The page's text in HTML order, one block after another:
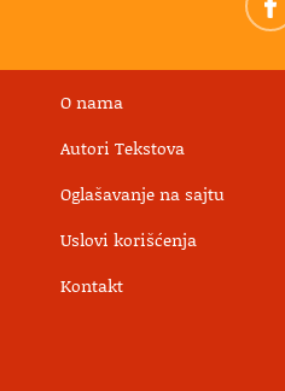
O nama
Autori Tekstova
Oglašavanje na sajtu
Uslovi korišćenja
Kontakt